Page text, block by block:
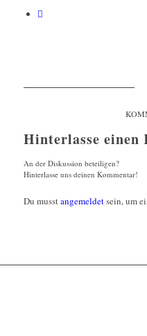
Hinterlasse einen
An der Diskussion beteiligen?
Hinterlasse uns deinen Kommentar!
Du musstangemeldetsein, um